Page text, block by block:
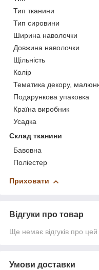
Тип тканини
Тип сировини
Ширина наволочки
Довжина наволочки
Щільність
Колір
Тематика декору,
Подарункова упаковка
Країна виробник
Усадка
Склад тканини
Бавовна
Поліестер
Приховати
Відгуки про товар
Ще немає відгуків про цей
Умови доставки